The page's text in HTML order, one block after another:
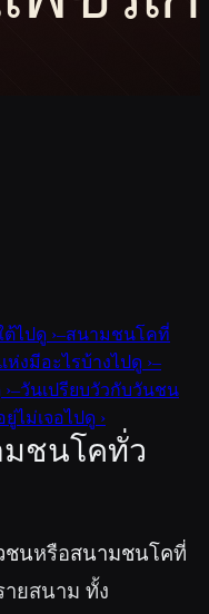
ต้ไปดู ›–สนามชนโคที่
งมีอะไรบ้างไปดู ›–
–วันเปรียบวัวกับวันชน
ไม่เจอไปดู ›
ชนโคทั่ว
ชนหรือสนามชนโคที่
ายสนาม ทั้ง